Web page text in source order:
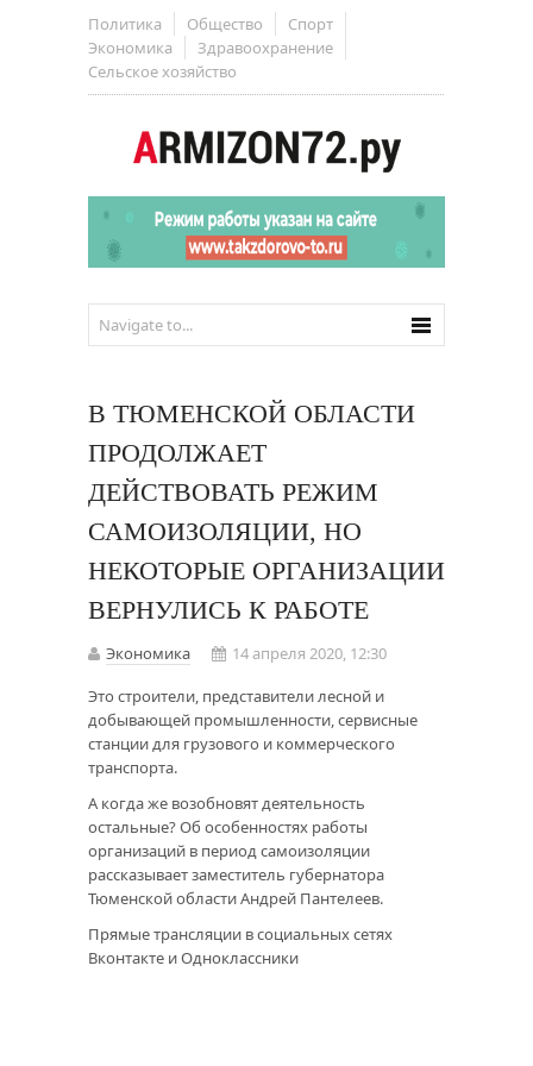
Политика Общество
Спорт
Экономика
Здравоохранение
Сельское хозяйство
В ТЮМЕНСКОЙ ОБЛАСТИ
ПРОДОЛЖАЕТ
ДЕЙСТВОВАТЬ РЕЖИМ
САМОИЗОЛЯЦИИ, НО
НЕКОТОРЫЕ ОРГАНИЗАЦИИ
ВЕРНУЛИСЬ К РАБОТЕ
Экономика
14 апреля 2020, 12:30
Это строители, представители лесной и
добывающей промышленности, сервисные
станции для грузового и коммерческого
транспорта.
А когда же возобновят деятельность
остальные? Об особенностях работы
организаций в период самоизоляции
рассказывает заместитель губернатора
Тюменской области Андрей Пантелеев.
Прямые трансляции в социальных сетях
Вконтакте и Одноклассники